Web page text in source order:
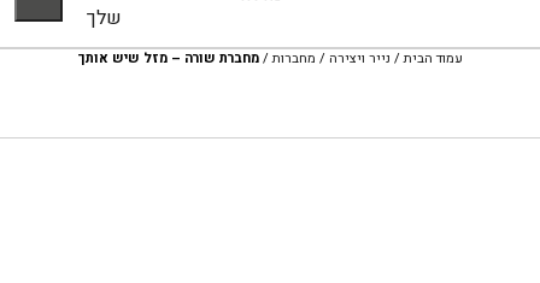
עמוד הבית/ נייר ויצירה / מחברות/מחברת שורה – מזל שיש אותך